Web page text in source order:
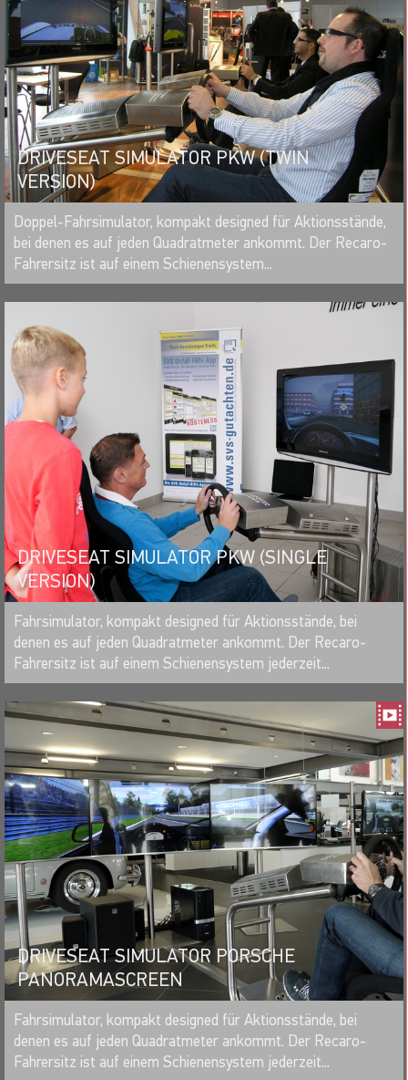
DRIVESEAT SIMULATOR PKW (TWIN
VERSION)
MERKEN
Doppel-Fahrsimulator, kompakt designed für Aktionsstände,
bei denen es auf jeden Quadratmeter ankommt. Der Recaro-
Fahrersitz ist auf einem Schienensystem...
DRIVESEAT SIMULATOR PKW (SINGLE
VERSION)
MERKEN
Fahrsimulator, kompakt designed für Aktionsstände, bei
denen es auf jeden Quadratmeter ankommt. Der Recaro-
Fahrersitz ist auf einem Schienensystem jederzeit...
DRIVESEAT SIMULATOR PORSCHE
PANORAMASCREEN
MERKEN
Fahrsimulator, kompakt designed für Aktionsstände, bei
denen es auf jeden Quadratmeter ankommt. Der Recaro-
Fahrersitz ist auf einem Schienensystem jederzeit...